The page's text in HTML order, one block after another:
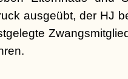
ausgeübt, der HJ